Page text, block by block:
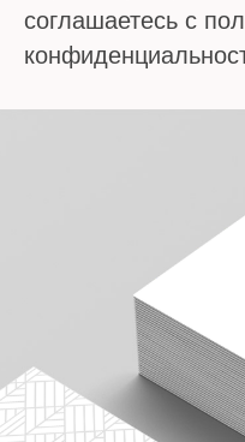
соглашаетесь c